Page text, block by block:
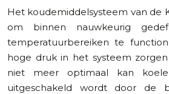
Het koudemiddelsysteem van de
om binnen nauwkeurig
temperatuurbereiken te
hoge druk in het systeem
niet meer optimaal kan
uitgeschakeld wordt door de